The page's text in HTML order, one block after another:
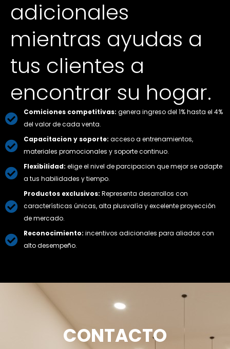
adicionales
mientras ayudas a
tus clientes a
encontrar su hogar.
Comiciones competitivas: genera ingreso del 1% hasta el 4%
del valor de cada venta.
Capacitacion y soporte: acceso a entrenamientos,
materiales promocionales y soporte continuo.
Flexibilidad: elige el nivel de parcipacion que mejor se adapte
a tus habilidades y tiempo.
Productos exclusivos: Representa desarrollos con
características únicas, alta plusvalía y excelente proyección
de mercado.
Reconocimiento: incentivos adicionales para aliados con
alto desempeño.
CONTACTO